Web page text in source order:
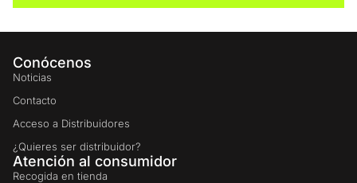
Conócenos
Noticias
Contacto
Acceso a Distribuidores
¿Quieres ser distribuidor?
Atención al consumidor
Recogida en tienda